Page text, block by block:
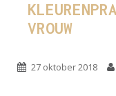
VROUW
27 oktober 2018